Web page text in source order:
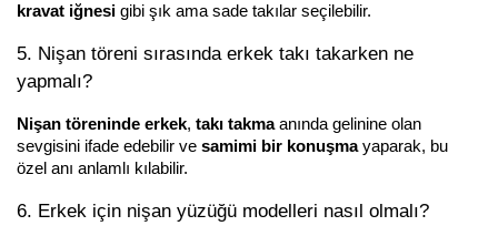
kravat iğnesi gibi şık ama sade takılar seçilebilir.
5. Nişan töreni sırasında erkek takı takarken ne
yapmalı?
Nişan töreninde erkek, takı takma anında gelinine olan
sevgisini ifade edebilir ve samimi bir konuşma yaparak, bu
özel anı anlamlı kılabilir.
6. Erkek için nişan yüzüğü modelleri nasıl olmalı?